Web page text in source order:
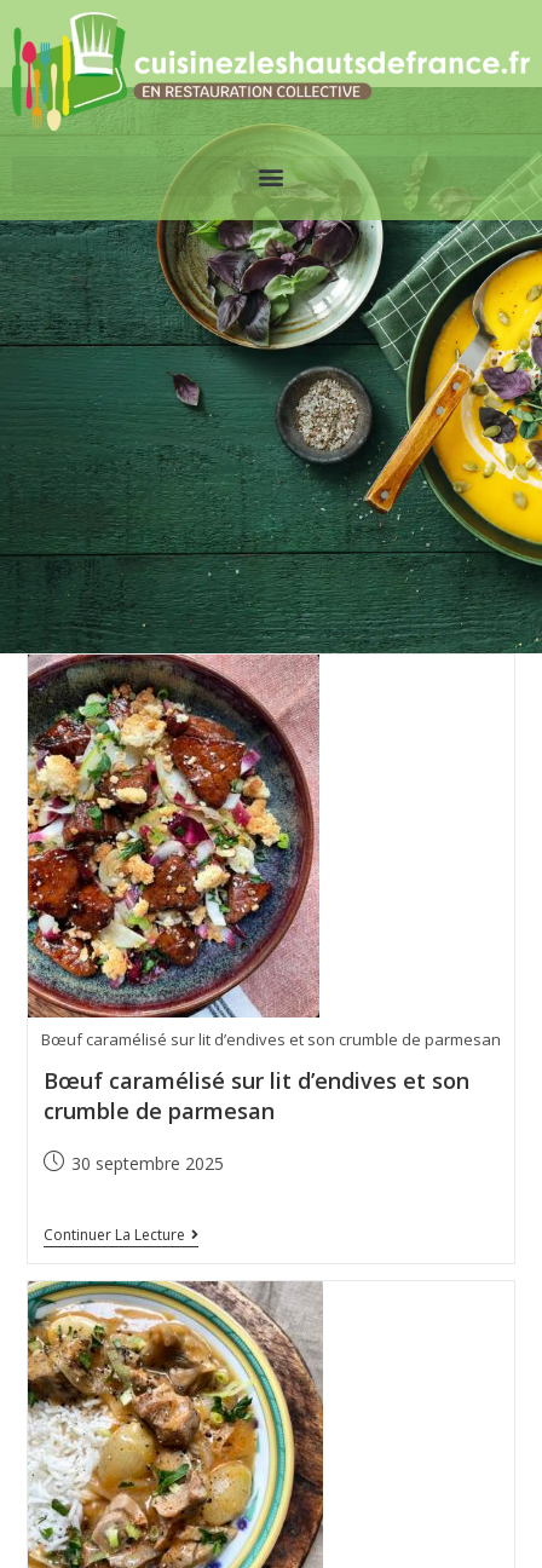
Bœuf caramélisé sur lit d’endives et son crumble de parmesan
Bœuf caramélisé sur lit d’endives et son
crumble de parmesan
30 septembre 2025
Continuer La Lecture